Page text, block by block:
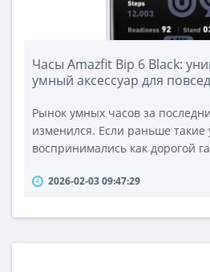
Часы Amazfit Bip 6 Black:
умный аксессуар для
Рынок умных часов за
изменился. Если раньше такие
воспринимались как дорогой
полноценным инструментом
брендов, например, ​https://
2026-02-03 09:47:29